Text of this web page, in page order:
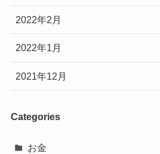
2022年2月
2022年1月
2021年12月
Categories
お金